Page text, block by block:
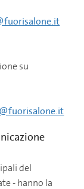
su
del
- hanno la